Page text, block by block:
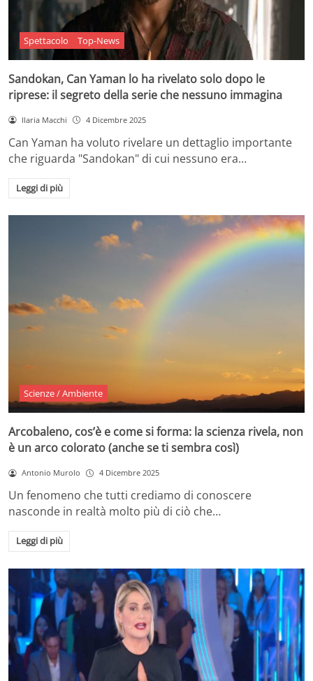
Spettacolo Top-News
Sandokan, Can Yaman lo ha rivelato solo dopo le
riprese: il segreto della serie che nessuno immagina
Ilaria Macchi 4 Dicembre 2025
Can Yaman ha voluto rivelare un dettaglio importante
che riguarda "Sandokan" di cui nessuno era…
Leggi di più
Scienze / Ambiente
Arcobaleno, cos’è e come si forma: la scienza rivela, non
è un arco colorato (anche se ti sembra così)
Antonio Murolo 4 Dicembre 2025
Un fenomeno che tutti crediamo di conoscere
nasconde in realtà molto più di ciò che…
Leggi di più